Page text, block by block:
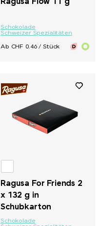
Schokolade
Schweizer Spezialitäten
Ab CHF 0.46 / Stück
Ragusa For Friends 2
x 132 g in
Schubkarton
Schokolade